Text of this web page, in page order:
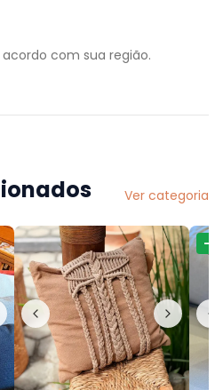
com sua região.
Ver categoria
-